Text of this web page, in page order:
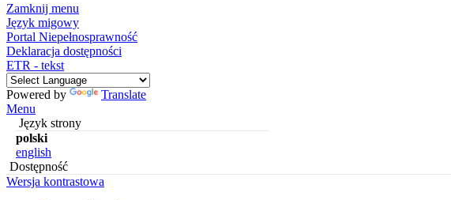
Zamknij menu
Język migowy
Portal Niepełnosprawność
Deklaracja dostępności
ETR - tekst
Powered by
Translate
Menu
Język strony
polski
english
Dostępność
Wersja kontrastowa